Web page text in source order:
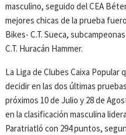
masculino, seguido del CEA
mejores chicas de la prueba
Bikes- C.T. Sueca,
C.T. Huracán Hammer.
La Liga de Clubes Caixa
decidir en las dos últimas
próximos 10 de Julio y 28 de
en la clasificación masculina
Paratriatló con 294 puntos,